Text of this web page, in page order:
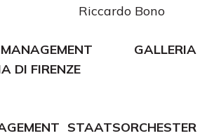
Bono
GALLERIA
DI FIRENZE
STAATSORCHESTER